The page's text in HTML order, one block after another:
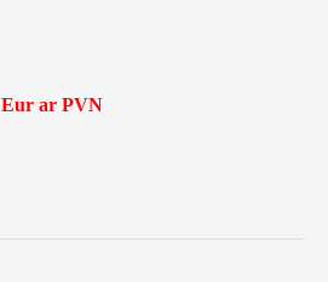
Eur ar PVN